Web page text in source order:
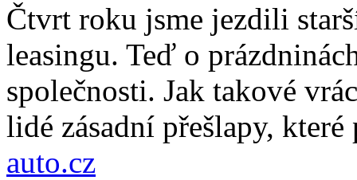
Čtvrt roku jsme jezdili
leasingu. Teď o
společnosti. Jak takové
lidé zásadní přešlapy,
auto.cz